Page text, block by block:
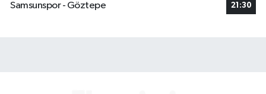
Samsunspor - Göztepe
21:30